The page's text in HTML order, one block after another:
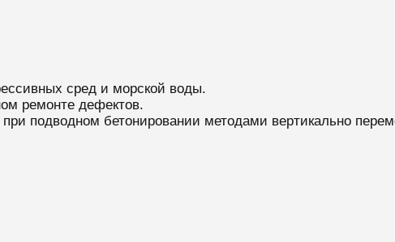
сред и морской воды.
ремонте дефектов.
подводном бетонировании методами вертикально